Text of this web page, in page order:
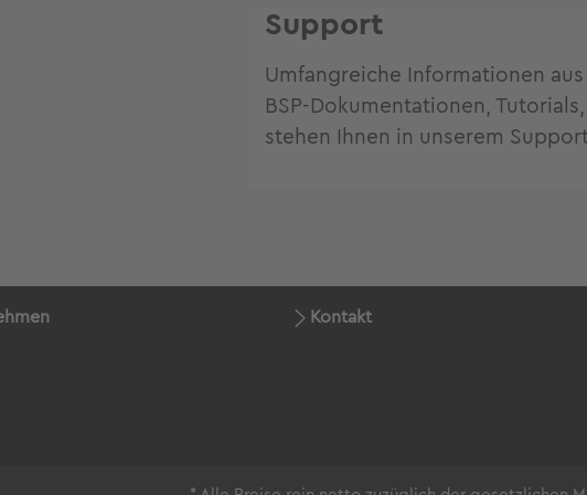
Support
Umfangreiche Informationen
BSP-Dokumentationen,
stehen Ihnen in unserem
Kontakt